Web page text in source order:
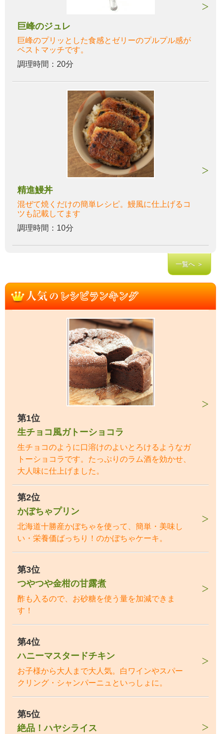
巨峰のジュレ
巨峰のプリッとした食感とゼリーのプルプル感が
ベストマッチです。
調理時間：20分
精進鰻丼
混ぜて焼くだけの簡単レシピ。鰻風に仕上げるコ
ツも記載してます
調理時間：10分
一覧へ ＞
第1位
生チョコ風ガトーショコラ
生チョコのように口溶けのよいとろけるようなガ
トーショコラです。たっぷりのラム酒を効かせ、
大人味に仕上げました。
第2位
かぼちゃプリン
北海道十勝産かぼちゃを使って、簡単・美味し
い・栄養価ばっちり！のかぼちゃケーキ。
第3位
つやつや金柑の甘露煮
酢も入るので、お砂糖を使う量を加減できま
す！
第4位
ハニーマスタードチキン
お子様から大人まで大人気。白ワインやスパー
クリング・シャンパーニュといっしょに。
第5位
絶品！ハヤシライス